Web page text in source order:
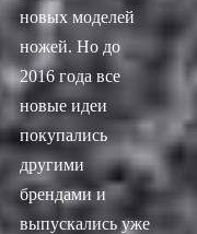
новых моделей
ножей. Но до
2016 года все
новые идеи
покупались
другими
брендами и
выпускались уже